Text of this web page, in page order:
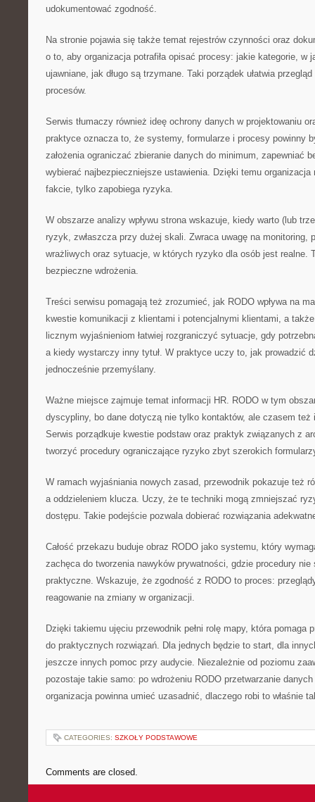
udokumentować zgodność.
Na stronie pojawia się także temat rejestrów czynności oraz
o to, aby organizacja potrafiła opisać procesy: jakie kategorie, w
ujawniane, jak długo są trzymane. Taki porządek ułatwia
procesów.
Serwis tłumaczy również ideę ochrony danych w projektowaniu
praktyce oznacza to, że systemy, formularze i procesy powinny
założenia ograniczać zbieranie danych do minimum, zapewniać
wybierać najbezpieczniejsze ustawienia. Dzięki temu organizacja
fakcie, tylko zapobiega ryzyka.
W obszarze analizy wpływu strona wskazuje, kiedy warto (lub
ryzyk, zwłaszcza przy dużej skali. Zwraca uwagę na monitoring,
wrażliwych oraz sytuacje, w których ryzyko dla osób jest realne.
bezpieczne wdrożenia.
Treści serwisu pomagają też zrozumieć, jak RODO wpływa na
kwestie komunikacji z klientami i potencjalnymi klientami, a
licznym wyjaśnieniom łatwiej rozgraniczyć sytuacje, gdy
a kiedy wystarczy inny tytuł. W praktyce uczy to, jak prowadzić
jednocześnie przemyślany.
Ważne miejsce zajmuje temat informacji HR. RODO w tym
dyscypliny, bo dane dotyczą nie tylko kontaktów, ale czasem też
Serwis porządkuje kwestie podstaw oraz praktyk związanych z
tworzyć procedury ograniczające ryzyko zbyt szerokich
W ramach wyjaśniania nowych zasad, przewodnik pokazuje też
a oddzieleniem klucza. Uczy, że te techniki mogą zmniejszać
dostępu. Takie podejście pozwala dobierać rozwiązania
Całość przekazu buduje obraz RODO jako systemu, który
zachęca do tworzenia nawyków prywatności, gdzie procedury nie
praktyczne. Wskazuje, że zgodność z RODO to proces:
reagowanie na zmiany w organizacji.
Dzięki takiemu ujęciu przewodnik pełni rolę mapy, która pomaga
do praktycznych rozwiązań. Dla jednych będzie to start, dla
jeszcze innych pomoc przy audycie. Niezależnie od poziomu
pozostaje takie samo: po wdrożeniu RODO przetwarzanie
organizacja powinna umieć uzasadnić, dlaczego robi to właśnie
CATEGORIES: SZKOŁY PODSTAWOWE
Comments are closed.